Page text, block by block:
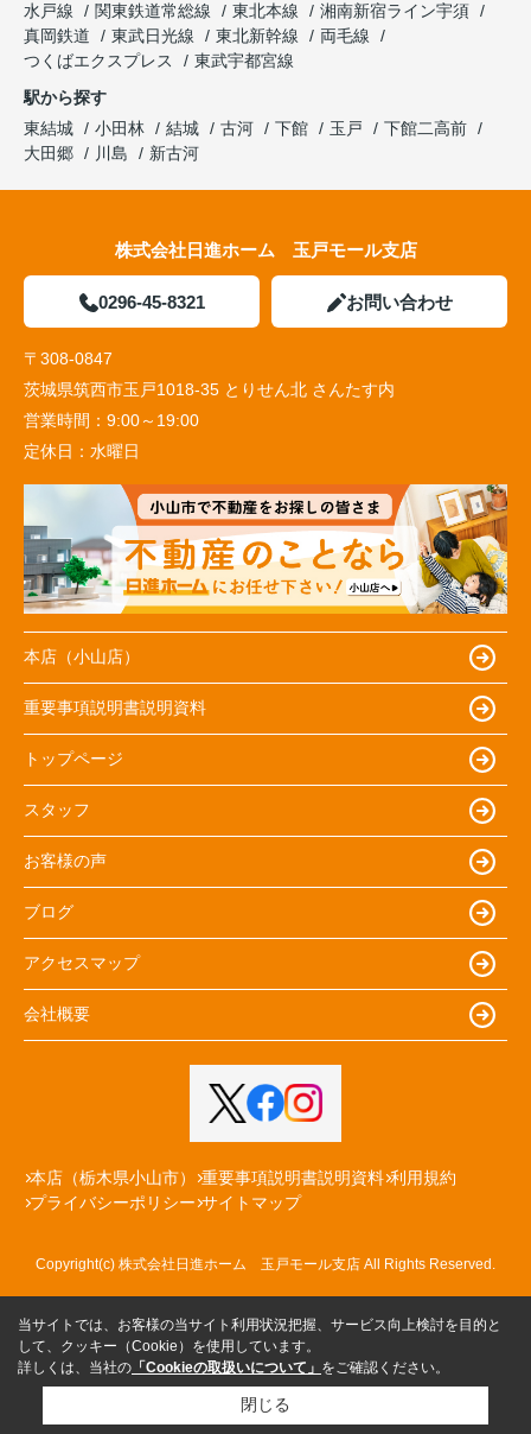
水戸線
関東鉄道常総線 東北本線
湘南新宿ライン宇須
真岡鉄道
東武日光線 東北新幹線
両毛線
つくばエクスプレス
東武宇都宮線
駅から探す
東結城
小田林 結城 古河 下館 玉戸
下館二高前
大田郷
川島 新古河
株式会社日進ホーム 玉戸モール支店
0296-45-8321 お問い合わせ
〒308-0847
茨城県筑西市玉戸1018-35 とりせん北 さんたす内
営業時間： 9:00～19:00
定休日： 水曜日
本店（小山店）
重要事項説明書説明資料
トップページ
スタッフ
お客様の声
ブログ
アクセスマップ
会社概要
本店（栃木県小山市） 重要事項説明書説明資料 利用規約
プライバシーポリシー サイトマップ
Copyright(c) 株式会社日進ホーム 玉戸モール支店 All Rights Reserved.
当サイトでは、お客様の当サイト利用状況把握、サービス向上検討を目的と
して、クッキー（Cookie）を使用しています。
詳しくは、当社の 「Cookieの取扱いについて」 をご確認ください。
閉じる